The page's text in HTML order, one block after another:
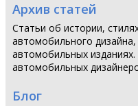
Архив статей
Статьи об истории,
автомобильного
автомобильных
автомобильных
Блог